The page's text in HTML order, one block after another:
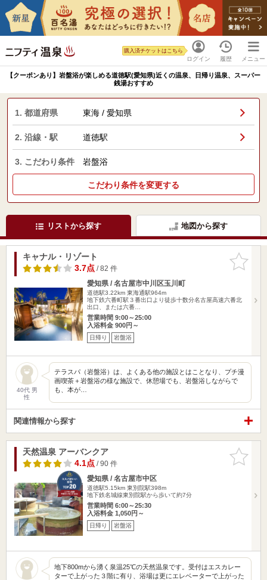
ログイン
購入済チケットはこちら
履歴 メニュー
【クーポンあり】岩盤浴が楽しめる道徳駅(愛知県)近くの温泉、日帰り温泉、スーパー
銭湯おすすめ
1. 都道府県 東海 / 愛知県
2. 沿線・駅 道徳駅
3. こだわり条件 岩盤浴
こだわり条件を変更する
リストから探す 地図から探す
お気に入
りに追加
キャナル・リゾート
3.7点/ 82 件
愛知県 / 名古屋市中川区玉川町
道徳駅3.22km 東海通駅964m
地下鉄六番町駅３番出口より徒歩十数分名古屋高速六番北
出口、または六番…
営業時間 9:00～25:00
入浴料金 900円～
日帰り 岩盤浴
40代 男
性
テラスパ（岩盤浴）は、よくある他の施設とはことなり、プチ漫
画喫茶＋岩盤浴の様な施設で、休憩場でも、岩盤浴しながらで
も、本が…
関連情報から探す
お気に入
りに追加
天然温泉 アーバンクア
4.1点/ 90 件
愛知県 / 名古屋市中区
道徳駅5.15km 東別院駅398m
地下鉄名城線東別院駅から歩いて約7分
営業時間 6:00～25:30
入浴料金 1,050円～
日帰り 岩盤浴
地下800mから湧く泉温25℃の天然温泉です。受付はエスカレー
ターで上がった３階に有り、浴場は更にエレベーターで上がった